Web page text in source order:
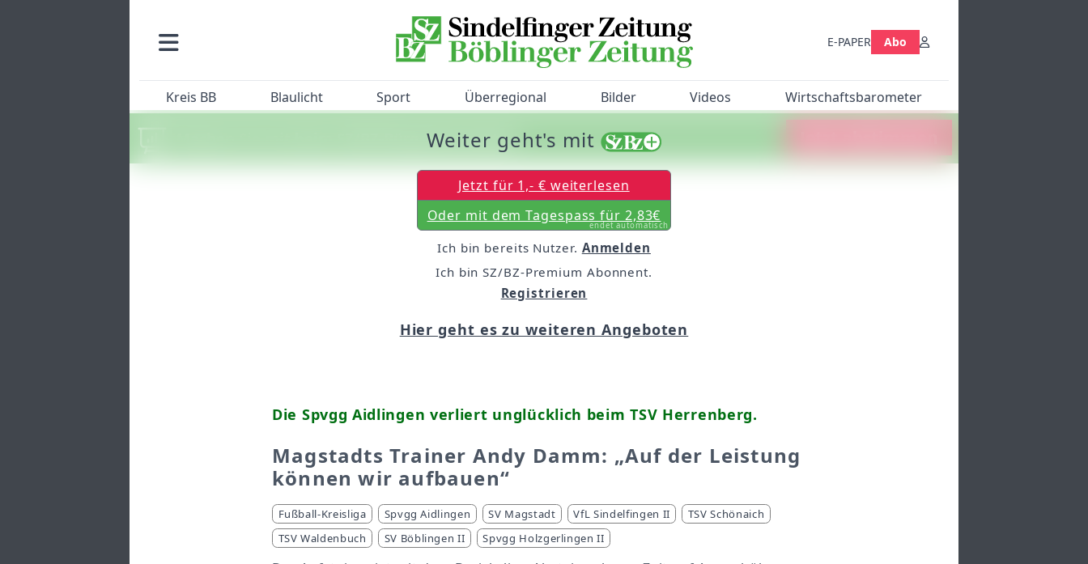
E-PAPER Abo
Kreis BB Blaulicht Sport Überregional Bilder Videos Wirtschaftsbarometer
Machen Sie mit beim SZ/BZ-Bürgerbarometer!
Die Spvgg Aidlingen verliert unglücklich beim TSV Herrenberg.
Magstadts Trainer Andy Damm: „Auf der Leistung
können wir aufbauen“
Fußball-Kreisliga Spvgg Aidlingen SV Magstadt VfL Sindelfingen II
TSV Schönaich
TSV Waldenbuch
SV Böblingen II Spvgg Holzgerlingen II
Weiter geht's mit
Jetzt für 1,- € weiterlesen
Oder mit dem Tagespass für 2,83€
endet automatisch
Ich bin bereits Nutzer. Anmelden
Ich bin SZ/BZ-Premium Abonnent.
Registrieren
Hier geht es zu weiteren Angeboten